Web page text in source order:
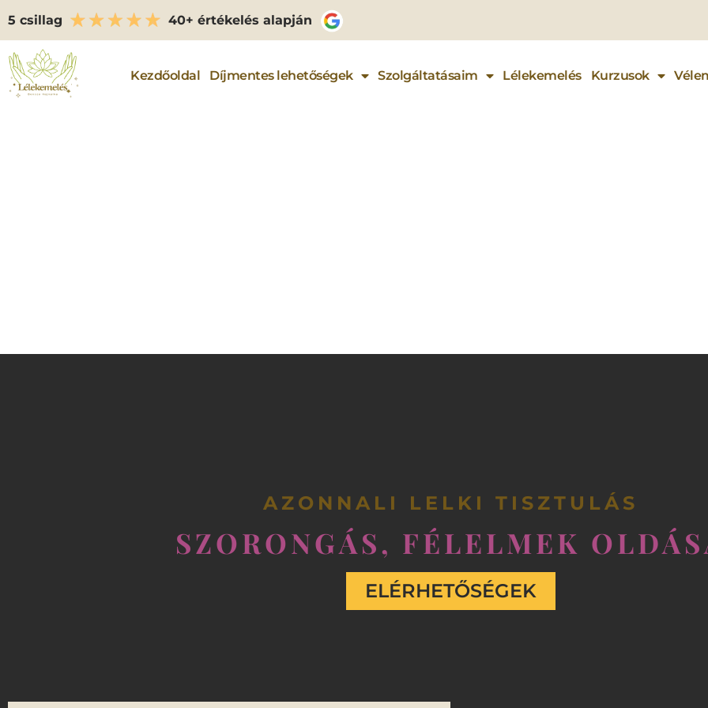
5 csillag 40+ értékelés alapján
Kezdőoldal Díjmentes lehetőségek Szolgáltatásaim Lélekemelés Kurzusok
AZONNALI LELKI TISZTULÁS
SZORONGÁS, FÉLELMEK
ELÉRHETŐSÉGEK